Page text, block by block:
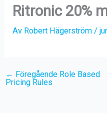
Ritronic 20%
Av Robert Hägerström/
← Föregående Role Based
Pricing Rules